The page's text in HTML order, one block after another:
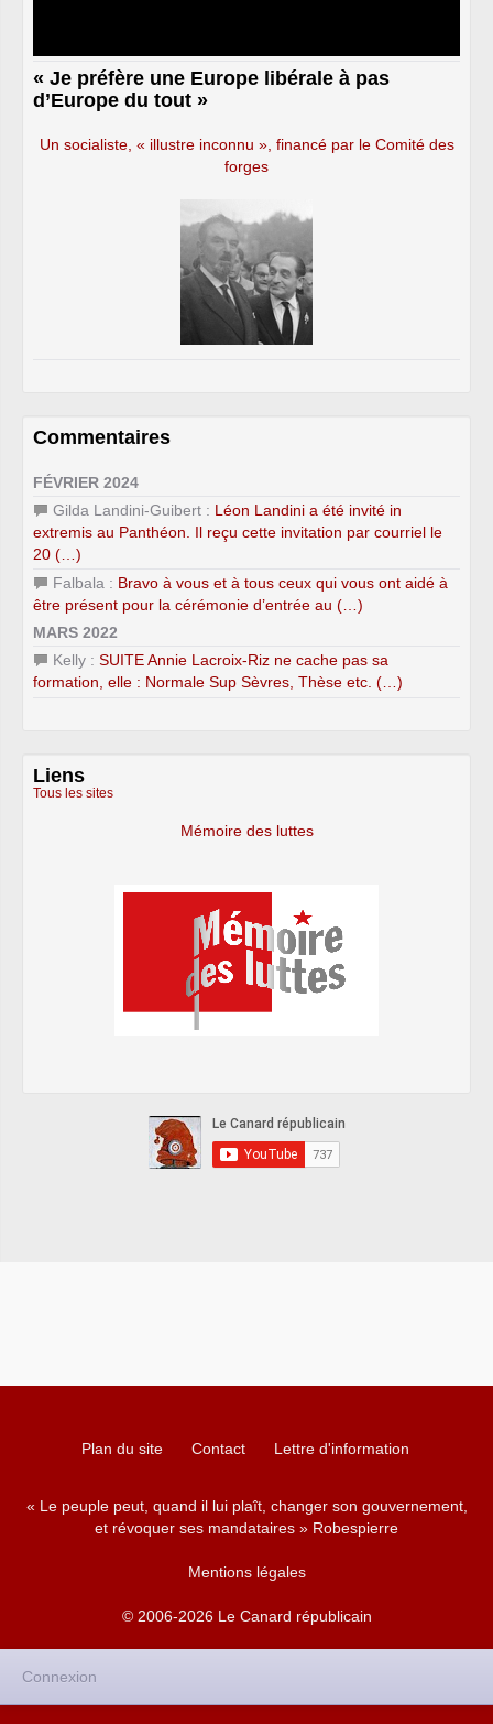
« Je préfère une Europe libérale à pas
d’Europe du tout »
Un socialiste, « illustre inconnu », financé par le Comité des
forges
Commentaires
FÉVRIER 2024
Gilda Landini-Guibert : Léon Landini a été invité in
extremis au Panthéon. Il reçu cette invitation par courriel le
20 (…)
Falbala : Bravo à vous et à tous ceux qui vous ont aidé à
être présent pour la cérémonie d’entrée au (…)
MARS 2022
Kelly : SUITE Annie Lacroix-Riz ne cache pas sa
formation, elle : Normale Sup Sèvres, Thèse etc. (…)
Liens
Tous les sites
Mémoire des luttes
Plan du site Contact Lettre d'information
« Le peuple peut, quand il lui plaît, changer son gouvernement,
et révoquer ses mandataires » Robespierre
Mentions légales
© 2006-2026 Le Canard républicain
Connexion